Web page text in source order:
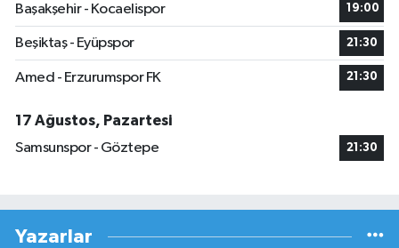
Başakşehir - Kocaelispor
19:00
Beşiktaş - Eyüpspor 21:30
Amed - Erzurumspor FK 21:30
17 Ağustos, Pazartesi
Samsunspor - Göztepe
21:30
Yazarlar